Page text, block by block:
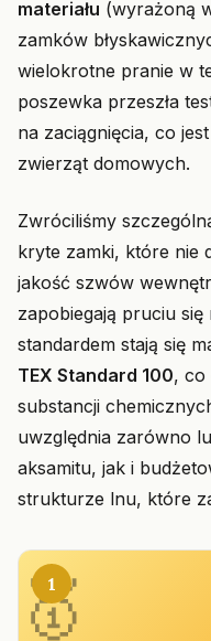
materiału (wyrażoną
zamków
wielokrotne pranie w
poszewka przeszła
na zaciągnięcia, co
zwierząt domowych.
Zwróciliśmy
kryte zamki, które nie
jakość szwów
zapobiegają pruciu się
standardem stają się
TEX Standard 100, co
substancji
uwzględnia zarówno
aksamitu, jak i
strukturze lnu, które
1